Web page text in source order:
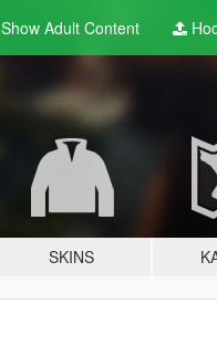
Show Adult Content
SKINS